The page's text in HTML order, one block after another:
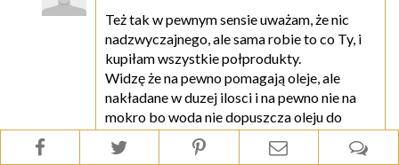
Też tak w pewnym sensie uważam, że nic
nadzwyczajnego, ale sama robie to co Ty, i
kupiłam wszystkie połprodukty.
Widzę że na pewno pomagają oleje, ale
nakładane w duzej ilosci i na pewno nie na
mokro bo woda nie dopuszcza oleju do
włosa, i olej tylko spływa po niej.
Silikony są w porządku, ochraniają wlosy,bez